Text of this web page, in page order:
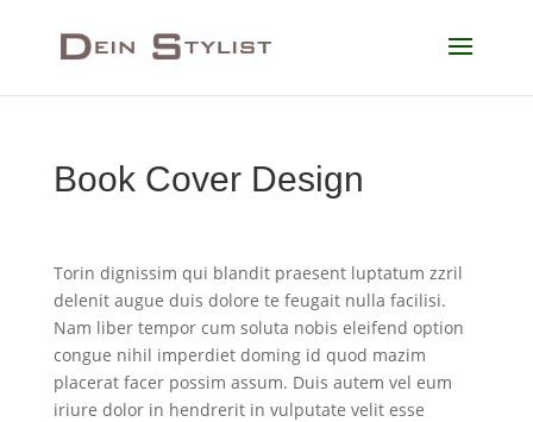
Book Cover Design
Torin dignissim qui blandit praesent luptatum zzril
delenit augue duis dolore te feugait nulla facilisi.
Nam liber tempor cum soluta nobis eleifend option
congue nihil imperdiet doming id quod mazim
placerat facer possim assum. Duis autem vel eum
iriure dolor in hendrerit in vulputate velit esse